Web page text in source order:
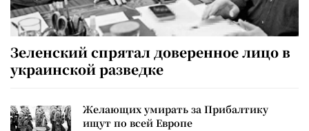
Зеленский спрятал доверенное лицо в
украинской разведке
Желающих умирать за Прибалтику
ищут по всей Европе